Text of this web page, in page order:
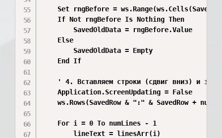
Set rngBefore =
    If Not rngBefore Is Nothing Then
        SavedOldData = rngBefore.Value
    Else
        SavedOldData = Empty
    End If
' 4. Вставляем строки (сдвиг вниз) и
    Application.ScreenUpdating = False
ws.Rows(SavedRow & ":" & SavedRow +
    For i = 0 To numLines - 1
        lineText = linesArr(i)